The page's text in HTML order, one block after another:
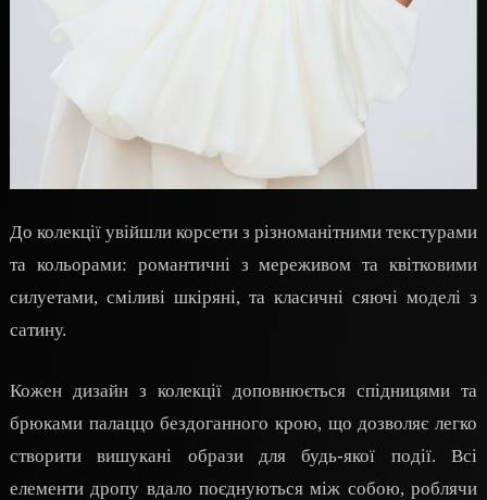
До колекції увійшли корсети з різноманітними текстурами
та кольорами: романтичні з мереживом та квітковими
силуетами, сміливі шкіряні, та класичні сяючі моделі з
сатину.
Кожен дизайн з колекції доповнюється спідницями та
брюками палаццо бездоганного крою, що дозволяє легко
створити вишукані образи для будь-якої події. Всі
елементи дропу вдало поєднуються між собою, роблячи